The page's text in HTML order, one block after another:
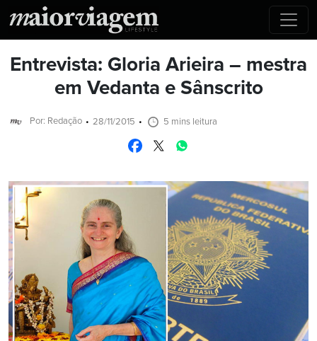
Entrevista: Gloria Arieira – mestra
em Vedanta e Sânscrito
Por: Redação 28/11/2015 5 mins leitura